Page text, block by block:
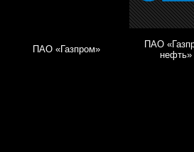
ПАО «Газпром»
ПАО
нефть»